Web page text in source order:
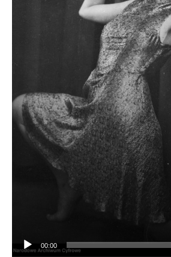
00:00